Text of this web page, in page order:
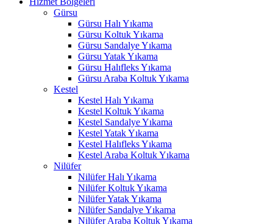
panel
panel
Gürsu
Gürsu Halı Yıkama
Gürsu Koltuk Yıkama
Gürsu Sandalye Yıkama
Gürsu Yatak Yıkama
Gürsu Halıfleks Yıkama
Gürsu Araba Koltuk Yıkama
Kestel
Kestel Halı Yıkama
Kestel Koltuk Yıkama
Kestel Sandalye Yıkama
Kestel Yatak Yıkama
Kestel Halıfleks Yıkama
Kestel Araba Koltuk Yıkama
Nilüfer
Nilüfer Halı Yıkama
Nilüfer Koltuk Yıkama
Nilüfer Yatak Yıkama
Nilüfer Sandalye Yıkama
Nilüfer Araba Koltuk Yıkama